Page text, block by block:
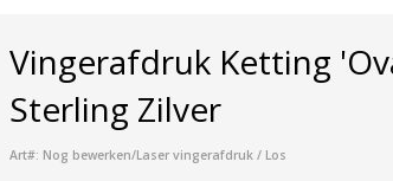
Vingerafdruk Ketting
Sterling Zilver
Art#: Nog bewerken/Laser vingerafdruk / Los